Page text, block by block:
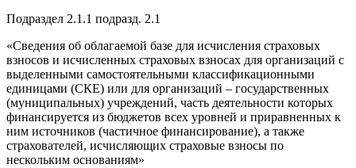
Подраздел 2.1.1 подразд. 2.1
«Сведения об облагаемой базе для исчисления страховых
взносов и исчисленных страховых взносах для организаций с
выделенными самостоятельными классификационными
единицами (СКЕ) или для организаций – государственных
(муниципальных) учреждений, часть деятельности которых
финансируется из бюджетов всех уровней и приравненных к
ним источников (частичное финансирование), а также
страхователей, исчисляющих страховые взносы по
нескольким основаниям»